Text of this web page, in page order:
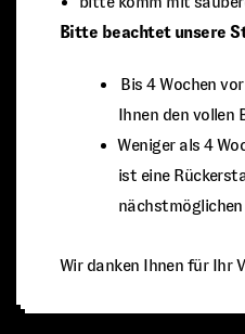
Bitte beachtet unsere
⁠Bis 4 Wochen
Ihnen den vollen
⁠Weniger als 4
ist eine
nächstmöglichen
Wir danken Ihnen für Ihr